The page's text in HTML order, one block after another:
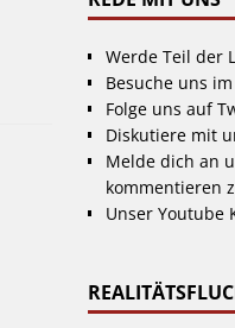
Werde Teil der
Besuche uns
Folge uns auf
Diskutiere mit
Melde dich an
kommentieren
Unser Youtube